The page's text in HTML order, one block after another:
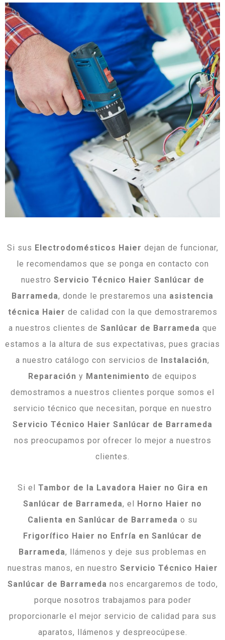
Si sus Electrodomésticos Haier dejan de funcionar,
le recomendamos que se ponga en contacto con
nuestro Servicio Técnico Haier Sanlúcar de
Barrameda, donde le prestaremos una asistencia
técnica Haier de calidad con la que demostraremos
a nuestros clientes de Sanlúcar de Barrameda que
estamos a la altura de sus expectativas, pues gracias
a nuestro catálogo con servicios de Instalación,
Reparación y Mantenimiento de equipos
demostramos a nuestros clientes porque somos el
servicio técnico que necesitan, porque en nuestro
Servicio Técnico Haier Sanlúcar de Barrameda
nos preocupamos por ofrecer lo mejor a nuestros
clientes.
Si el Tambor de la Lavadora Haier no Gira en
Sanlúcar de Barrameda, el Horno Haier no
Calienta en Sanlúcar de Barrameda o su
Frigorífico Haier no Enfría en Sanlúcar de
Barrameda, llámenos y deje sus problemas en
nuestras manos, en nuestro Servicio Técnico Haier
Sanlúcar de Barrameda nos encargaremos de todo,
porque nosotros trabajamos para poder
proporcionarle el mejor servicio de calidad para sus
aparatos, llámenos y despreocúpese.